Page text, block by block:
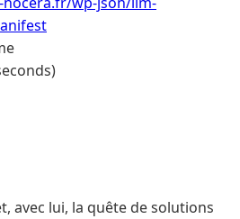
avec lui, la quête de solutions